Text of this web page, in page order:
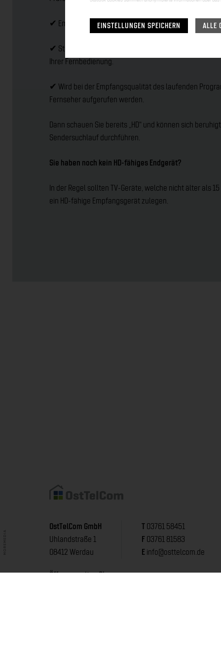
✔ Empfangen Sie aktuell die Sender (arte, Phoenix,
✔ Steht in der Programmliste oder in den
Ihrer Fernbedienung.
✔ Wird bei der Empfangsqualität des laufenden
Fernseher aufgerufen werden.
Dann schauen Sie bereits „HD“ und können sich
Sendersuchlauf durchführen.
Sie haben noch kein HD-fähiges Endgerät?
In der Regel sollten TV-Geräte, welche nicht älter als
ein HD-fähige Empfangsgerät zulegen.
OstTelCom GmbH
Uhlandstraße 1
08412 Werdau
T 03761 58451
F 03761 81583
E info@osttelcom.de
Öffnungszeiten Shop:
EINSTELLUNGEN SPEICHERN ALLE